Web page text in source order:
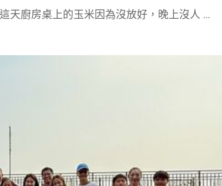
天廚房桌上的玉米因為沒放好，晚上沒人 ...